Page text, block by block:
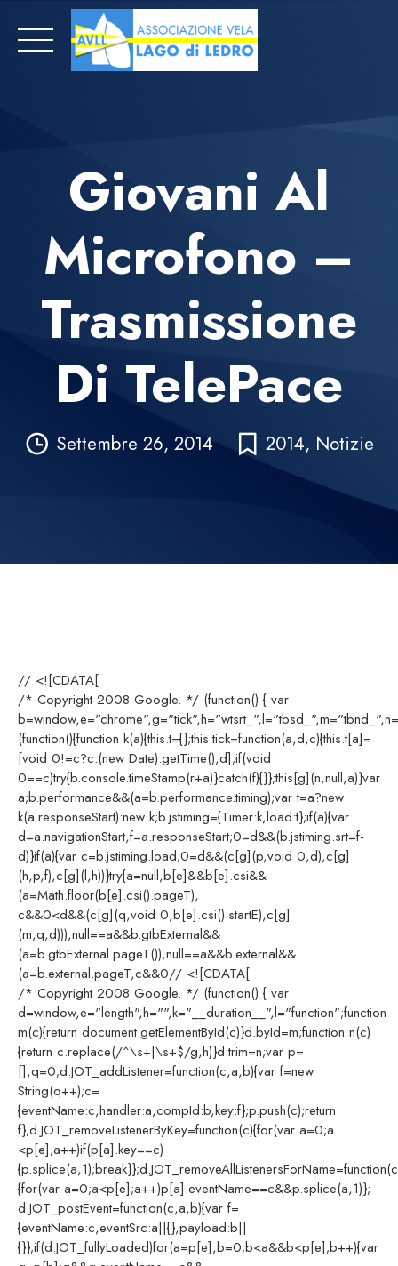
content
Giovani Al
Microfono –
Trasmissione
Di TelePace
Settembre 26, 2014 2014, Notizie
// <![CDATA[
/* Copyright 2008 Google. */ (function() { var
(function(){function k(a){this.t={};this.tick=function(a,d,c){this.t[a]=
[void 0!=c?c:(new Date).getTime(),d];if(void
0==c)try{b.console.timeStamp(r+a)}catch(f){}};this[g](n,null,a)}var
a;b.performance&&(a=b.performance.timing);var t=a?new
k(a.responseStart):new k;b.jstiming={Timer:k,load:t};if(a){var
d=a.navigationStart,f=a.responseStart;0=d&&(b.jstiming.srt=f-
d)}if(a){var c=b.jstiming.load;0=d&&(c[g](p,void 0,d),c[g]
(h,p,f),c[g](l,h))}try{a=null,b[e]&&b[e].csi&&
(a=Math.floor(b[e].csi().pageT),
c&&0<d&&(c[g](q,void 0,b[e].csi().startE),c[g]
(m,q,d))),null==a&&b.gtbExternal&&
(a=b.gtbExternal.pageT()),null==a&&b.external&&
(a=b.external.pageT,c&&0// <![CDATA[
/* Copyright 2008 Google. */ (function() { var
d=window,e="length",h="",k="__duration__",l="function";function
m(c){return document.getElementById(c)}d.byId=m;function n(c)
{return c.replace(/^\s+|\s+$/g,h)}d.trim=n;var p=
[],q=0;d.JOT_addListener=function(c,a,b){var f=new
String(q++);c=
{eventName:c,handler:a,compId:b,key:f};p.push(c);return
f};d.JOT_removeListenerByKey=function(c){for(var a=0;a
<p[e];a++)if(p[a].key==c)
{for(var a=0;a<p[e];a++)p[a].eventName==c&&p.splice(a,1)};
d.JOT_postEvent=function(c,a,b){var f=
{eventName:c,eventSrc:a||{},payload:b||
{}};if(d.JOT_fullyLoaded)for(a=p[e],b=0;b<a&&b<p[e];b++){var